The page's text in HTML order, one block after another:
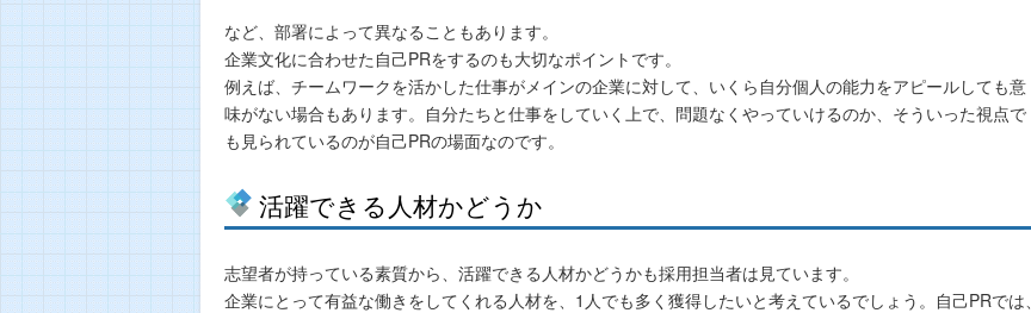
など、部署によって異なることもあります。
企業文化に合わせた自己PRをするのも大切なポイントです。
例えば、チームワークを活かした仕事がメインの企業に対して、いくら自分個人の能力をアピールしても意
味がない場合もあります。自分たちと仕事をしていく上で、問題なくやっていけるのか、そういった視点で
も見られているのが自己PRの場面なのです。
活躍できる人材かどうか
志望者が持っている素質から、活躍できる人材かどうかも採用担当者は見ています。
企業にとって有益な働きをしてくれる人材を、1人でも多く獲得したいと考えているでしょう。自己PRでは、